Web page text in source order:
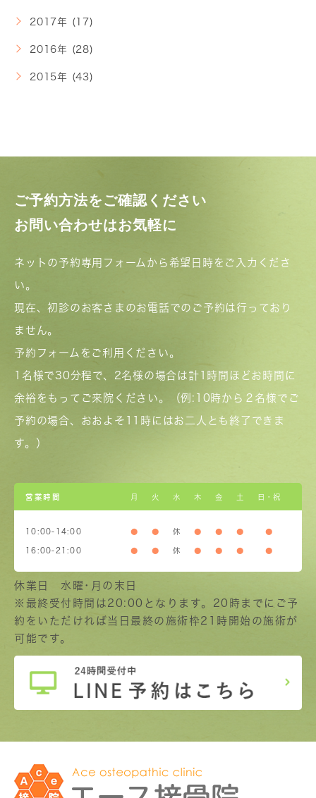
2017年 (17)
2016年 (28)
2015年 (43)
ご予約方法をご確認ください
お問い合わせはお気軽に
ネットの予約専用フォームから希望日時をご入力くださ
い。
現在、初診のお客さまのお電話でのご予約は行っており
ません。
予約フォームをご利用ください。
1名様で30分程で、2名様の場合は計1時間ほどお時間に
余裕をもってご来院ください。（例:10時から２名様でご
予約の場合、おおよそ11時にはお二人とも終了できま
す。）
営業時間 月 火 水 木 金 土 日・祝
10:00-14:00 ● ● 休 ● ● ● ●
16:00-21:00 ● ● 休 ● ● ● ●
休業日 水曜･月の末日
※最終受付時間は20:00となります。20時までにご予
約をいただければ当日最終の施術枠21時開始の施術が
可能です。